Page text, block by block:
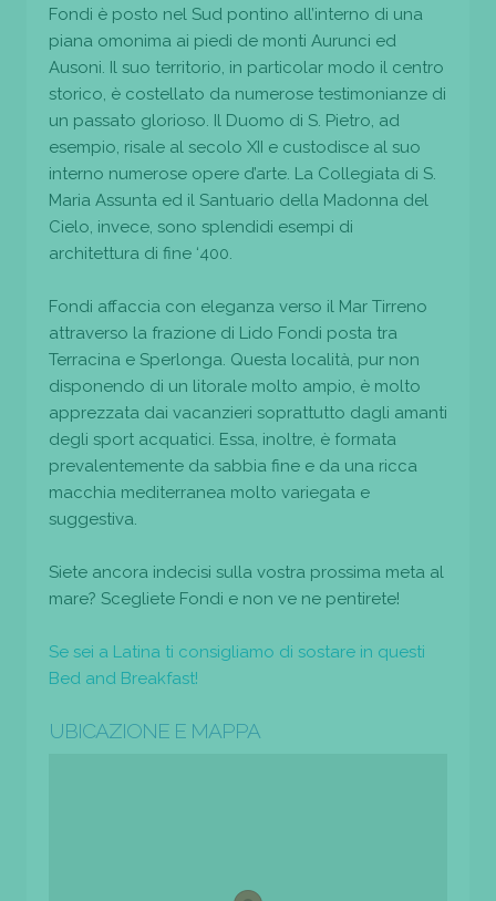
Fondi è posto nel Sud pontino all’interno di una
piana omonima ai piedi de monti Aurunci ed
Ausoni. Il suo territorio, in particolar modo il centro
storico, è costellato da numerose testimonianze di
un passato glorioso. Il Duomo di S. Pietro, ad
esempio, risale al secolo XII e custodisce al suo
interno numerose opere d’arte. La Collegiata di S.
Maria Assunta ed il Santuario della Madonna del
Cielo, invece, sono splendidi esempi di
architettura di fine ‘400.
Fondi affaccia con eleganza verso il Mar Tirreno
attraverso la frazione di Lido Fondi posta tra
Terracina e Sperlonga. Questa località, pur non
disponendo di un litorale molto ampio, è molto
apprezzata dai vacanzieri soprattutto dagli amanti
degli sport acquatici. Essa, inoltre, è formata
prevalentemente da sabbia fine e da una ricca
macchia mediterranea molto variegata e
suggestiva.
Siete ancora indecisi sulla vostra prossima meta al
mare? Scegliete Fondi e non ve ne pentirete!
Se sei a Latina ti consigliamo di sostare in questi
Bed and Breakfast!
UBICAZIONE E MAPPA